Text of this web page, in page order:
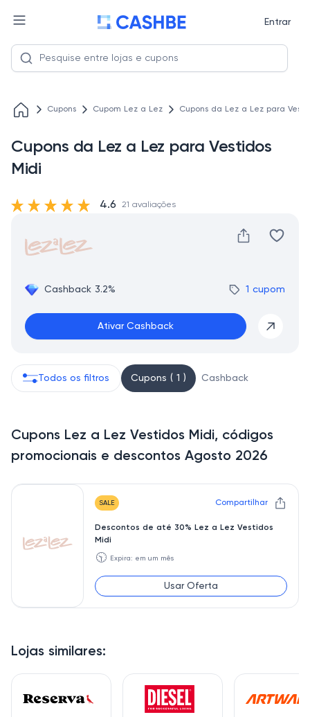
Entrar
Cupons Cupom Lez a Lez Cupons da Lez a Lez para
Cupons da Lez a Lez para Vestidos
Midi
Cashback 3.2% 1 cupom
Ativar Cashback
4.6 21 avaliações
Lojas similares:
Todos os filtros Cupons ( 1 ) Cashback
Cupons Lez a Lez Vestidos Midi, códigos
promocionais e descontos Agosto 2026
SALE Compartilhar
Descontos de até 30% Lez a Lez Vestidos
Midi
🕥 Expira: em um mês
Usar Oferta